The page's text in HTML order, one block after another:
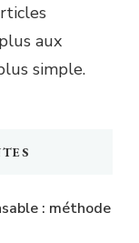
aux
simple.
: méthode